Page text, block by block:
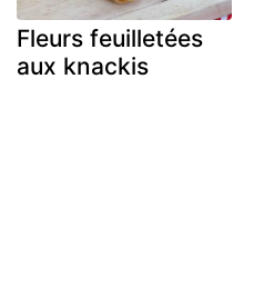
Fleurs feuilletées
aux knackis